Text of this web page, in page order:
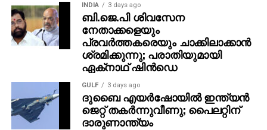
INDIA 3 days ago
ബി.ജെ.പി ശിവസേന
നേതാക്കളെയും
പ്രവര്‍ത്തകരെയും ചാക്കിലാക്കാന്‍
ശ്രമിക്കുന്നു; പരാതിയുമായി
ഏക്‌നാഥ് ഷിന്‍ഡെ
GULF 3 days ago
ദുബൈ എയര്‍ഷോയില്‍ ഇന്ത്യന്‍
ജെറ്റ് തകര്‍ന്നുവീണു; പൈലറ്റിന്
ദാരുണാന്ത്യം